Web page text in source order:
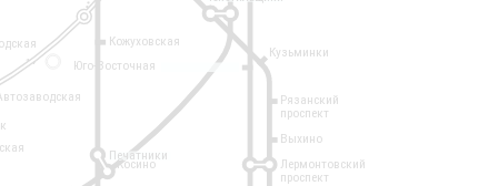
14
Кузьминки
Рязанский
проспект
Выхино
Лермонтовский
проспект
Кожуховская
Печатники
Косино
Юго-Восточная